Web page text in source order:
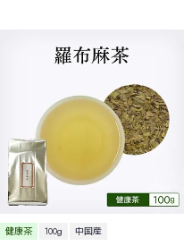
健康茶 100g
中国産